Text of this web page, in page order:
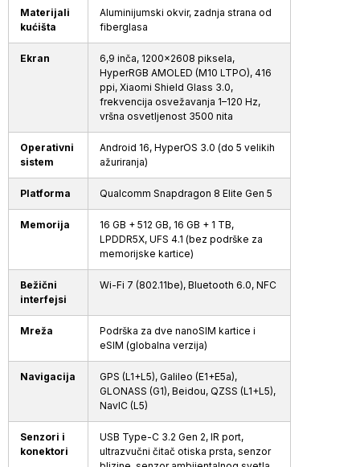
Materijali
kućišta
Aluminijumski okvir, zadnja strana od
fiberglasa
Ekran
6,9 inča, 1200x2608 piksela,
HyperRGB AMOLED (M10 LTPO), 416
ppi, Xiaomi Shield Glass 3.0,
frekvencija osvežavanja 1–120 Hz,
vršna osvetljenost 3500 nita
Operativni
sistem
Android 16, HyperOS 3.0 (do 5 velikih
ažuriranja)
Platforma Qualcomm Snapdragon 8 Elite Gen 5
Memorija
16 GB + 512 GB, 16 GB + 1 TB,
LPDDR5X, UFS 4.1 (bez podrške za
memorijske kartice)
Bežični
interfejsi
Wi-Fi 7 (802.11be), Bluetooth 6.0, NFC
Mreža
Podrška za dve nanoSIM kartice i
eSIM (globalna verzija)
Navigacija
GPS (L1+L5), Galileo (E1+E5a),
GLONASS (G1), Beidou, QZSS (L1+L5),
NavIC (L5)
Senzori i
konektori
USB Type-C 3.2 Gen 2, IR port,
ultrazvučni čitač otiska prsta, senzor